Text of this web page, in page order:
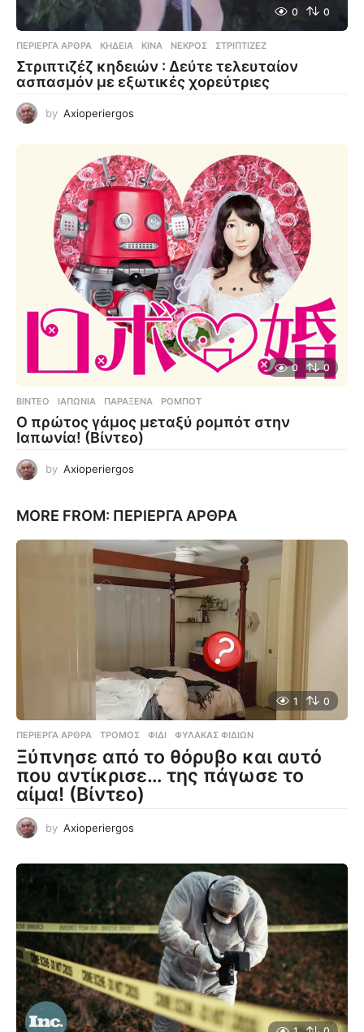
0 0
ΠΕΡΊΕΡΓΑ ΆΡΘΡΑ ΚΗΔΕΊΑ ,ΚΊΝΑ ,ΝΕΚΡΌΣ ,ΣΤΡΙΠΤΙΖΈΖ
Στριπτιζέζ κηδειών : Δεύτε τελευταίον
ασπασμόν με εξωτικές χορεύτριες
by Axioperiergos
0 0
ΒΊΝΤΕΟ ΙΑΠΩΝΊΑ ,ΠΑΡΆΞΕΝΑ ,ΡΟΜΠΌΤ
Ο πρώτος γάμος μεταξύ ρομπότ στην
Ιαπωνία! (Βίντεο)
by Axioperiergos
MORE FROM: ΠΕΡΊΕΡΓΑ ΆΡΘΡΑ
1 0
ΠΕΡΊΕΡΓΑ ΆΡΘΡΑ ΤΡΌΜΟΣ ,ΦΊΔΙ ,ΦΎΛΑΚΑΣ ΦΙΔΙΏΝ
Ξύπνησε από το θόρυβο και αυτό
που αντίκρισε… της πάγωσε το
αίμα! (Βίντεο)
by Axioperiergos